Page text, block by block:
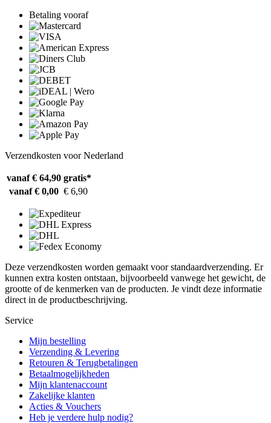
Betaling vooraf
Verzendkosten voor Nederland
vanaf € 64,90 gratis*
vanaf € 0,00 € 6,90
Deze verzendkosten worden gemaakt voor standaardverzending. Er
kunnen extra kosten ontstaan, bijvoorbeeld vanwege het gewicht, de
grootte of de kenmerken van de producten. Je vindt deze informatie
direct in de productbeschrijving.
Service
Mijn bestelling
Verzending & Levering
Retouren & Terugbetalingen
Betaalmogelijkheden
Mijn klantenaccount
Zakelijke klanten
Acties & Vouchers
Heb je verdere hulp nodig?